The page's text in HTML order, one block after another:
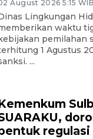
August 2026 5:15 WIB
Lingkungan
waktu
pemilahan
1 Agustus
...
regulasi
02 April